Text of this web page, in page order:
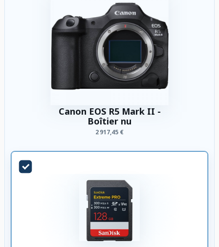
Canon EOS R5 Mark II -
Boîtier nu
2 917,45 €